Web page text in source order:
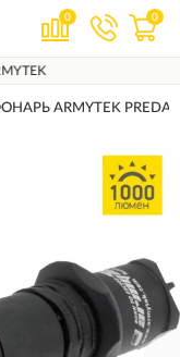
0 0
ARMYTEK